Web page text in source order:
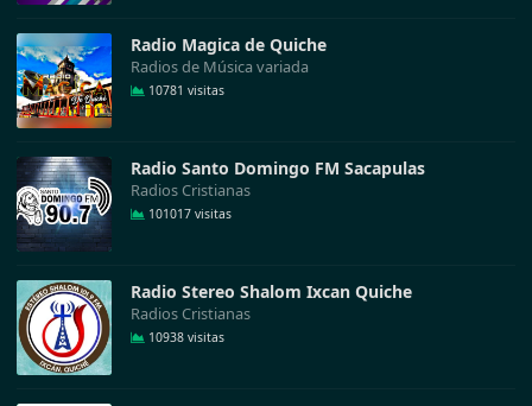
Radio Magica de Quiche
Radios de Música variada
10781 visitas
Radio Santo Domingo FM Sacapulas
Radios Cristianas
101017 visitas
Radio Stereo Shalom Ixcan Quiche
Radios Cristianas
10938 visitas